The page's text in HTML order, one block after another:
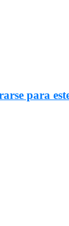
para